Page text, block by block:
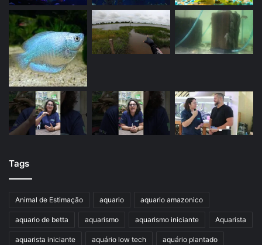
Tags
Animal de Estimação aquario aquario amazonico
aquario de betta aquarismo aquarismo iniciante Aquarista
aquarista iniciante aquário low tech aquário plantado